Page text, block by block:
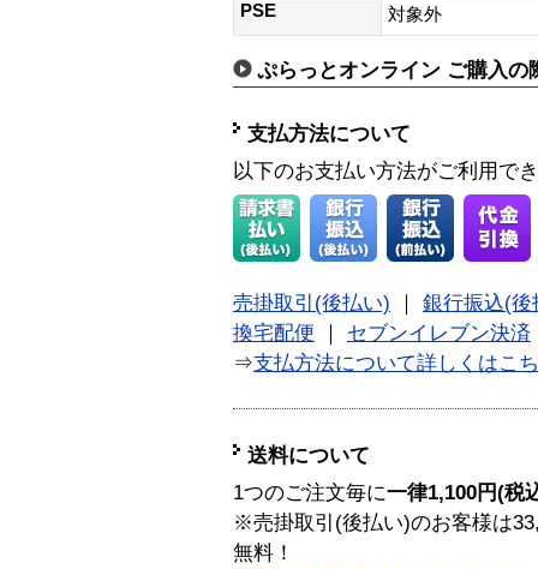
PSE
対象外
ぷらっとオンライン ご購入の
支払方法について
以下のお支払い方法がご利用で
売掛取引(後払い) ｜ 銀行振込(後
換宅配便 ｜ セブンイレブン決済
⇒支払方法について詳しくはこ
送料について
1つのご注文毎に一律1,100円(税
※売掛取引(後払い)のお客様は
無料！